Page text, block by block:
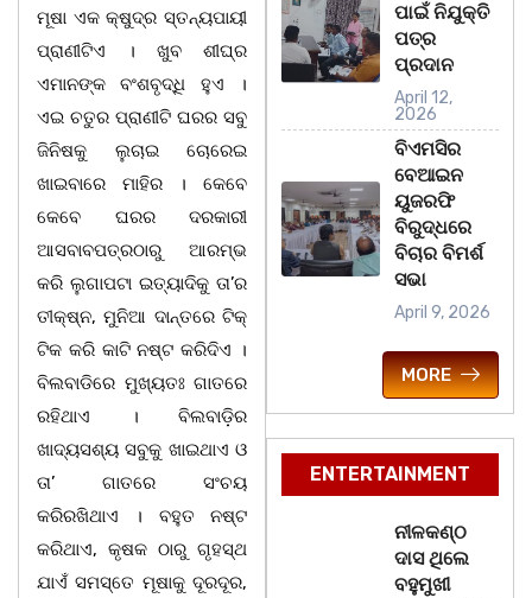
ମୂଷା ଏକ କ୍ଷୁଦ୍ର ସ୍ତନ୍ୟପାୟୀ
ପ୍ରାଣୀଟିଏ । ଖୁବ ଶୀଘ୍ର
ଏମାନଙ୍କ ବଂଶବୃଦ୍ଧି ହୁଏ ।
ଏଇ ଚତୁର ପ୍ରାଣୀଟି ଘରର ସବୁ
ଜିନିଷକୁ ଲୁଚାଇ ଚୋରେଇ
ଖାଇବାରେ ମାହିର । କେବେ
କେବେ ଘରର ଦରକାରୀ
ଆସବାବପତ୍ରଠାରୁ ଆରମ୍ଭ
କରି ଲୁଗାପଟା ଇତ୍ୟାଦିକୁ ତା’ର
ତୀକ୍ଷ୍ନ, ମୁନିଆ ଦାନ୍ତରେ ଟିକ୍
ଟିକ କରି କାଟି ନଷ୍ଟ କରିଦିଏ ।
ବିଲବାଡିରେ ମୁଖ୍ୟତଃ ଗାତରେ
ରହିଥାଏ । ବିଲବାଡ଼ିର
ଖାଦ୍ୟସଶ୍ୟ ସବୁକୁ ଖାଇଥାଏ ଓ
ତା’ ଗାତରେ ସଂଚୟ
କରିରଖିଥାଏ । ବହୁତ ନଷ୍ଟ
କରିଥାଏ, କୃଷକ ଠାରୁ ଗୃହସ୍ଥ
ଯାଏଁ ସମସ୍ତେ ମୂଷାକୁ ଦୂରଦୂର,
ପାଇଁ ନିଯୁକ୍ତି
ପତ୍ର
ପ୍ରଦାନ
April 12,
2026
ବିଏମସିର
ବେଆଇନ
ୟୁଜରଫି
ବିରୁଦ୍ଧରେ
ବିଚାର ବିମର୍ଶ
ସଭା
April 9, 2026
MORE
ENTERTAINMENT
ନୀଳକଣ୍ଠ
ଦାସ ଥିଲେ
ବହୁମୁଖୀ